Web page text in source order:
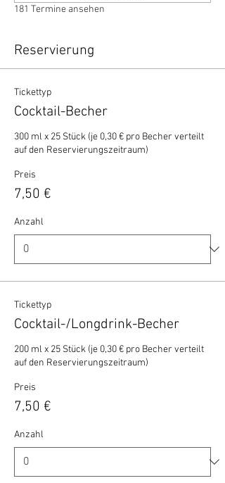
181 Termine ansehen
Reservierung
Tickettyp
Cocktail-Becher
300 ml x 25 Stück (je 0,30 € pro Becher verteilt
auf den Reservierungszeitraum)
Preis
7,50 €
Anzahl
Tickettyp
Cocktail-/Longdrink-Becher
200 ml x 25 Stück (je 0,30 € pro Becher verteilt
auf den Reservierungszeitraum)
Preis
7,50 €
Anzahl